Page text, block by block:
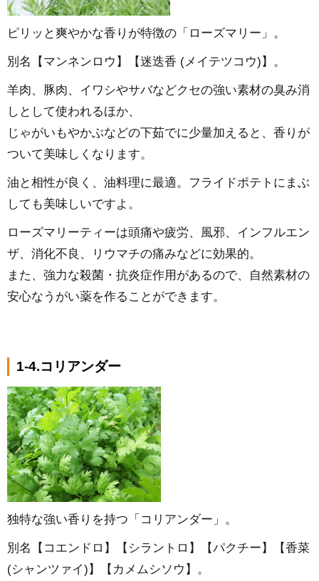
ピリッと爽やかな香りが特徴の「ローズマリー」。
別名【マンネンロウ】【迷迭香 (メイテツコウ)】。
羊肉、豚肉、イワシやサバなどクセの強い素材の臭み消
しとして使われるほか、
じゃがいもやかぶなどの下茹でに少量加えると、香りが
ついて美味しくなります。
油と相性が良く、油料理に最適。フライドポテトにまぶ
しても美味しいですよ。
ローズマリーティーは頭痛や疲労、風邪、インフルエン
ザ、消化不良、リウマチの痛みなどに効果的。
また、強力な殺菌・抗炎症作用があるので、自然素材の
安心なうがい薬を作ることができます。
1-4.コリアンダー
独特な強い香りを持つ「コリアンダー」。
別名【コエンドロ】【シラントロ】【パクチー】【香菜
(シャンツァイ)】【カメムシソウ】。